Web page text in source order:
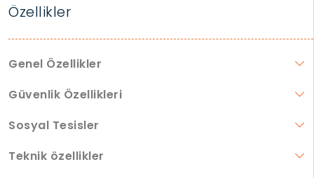
Özellikler
Genel Özellikler
Güvenlik Özellikleri
Sosyal Tesisler
Teknik özellikler